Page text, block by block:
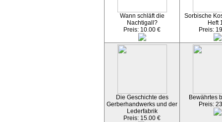
Wann schläft die
Nachtigall?
Preis: 10.00 €
Sorbische
Heft
Preis:
Die Geschichte des
Gerberhandwerks und der
Lederfabrik
Preis: 15.00 €
Bewährtes
Preis: